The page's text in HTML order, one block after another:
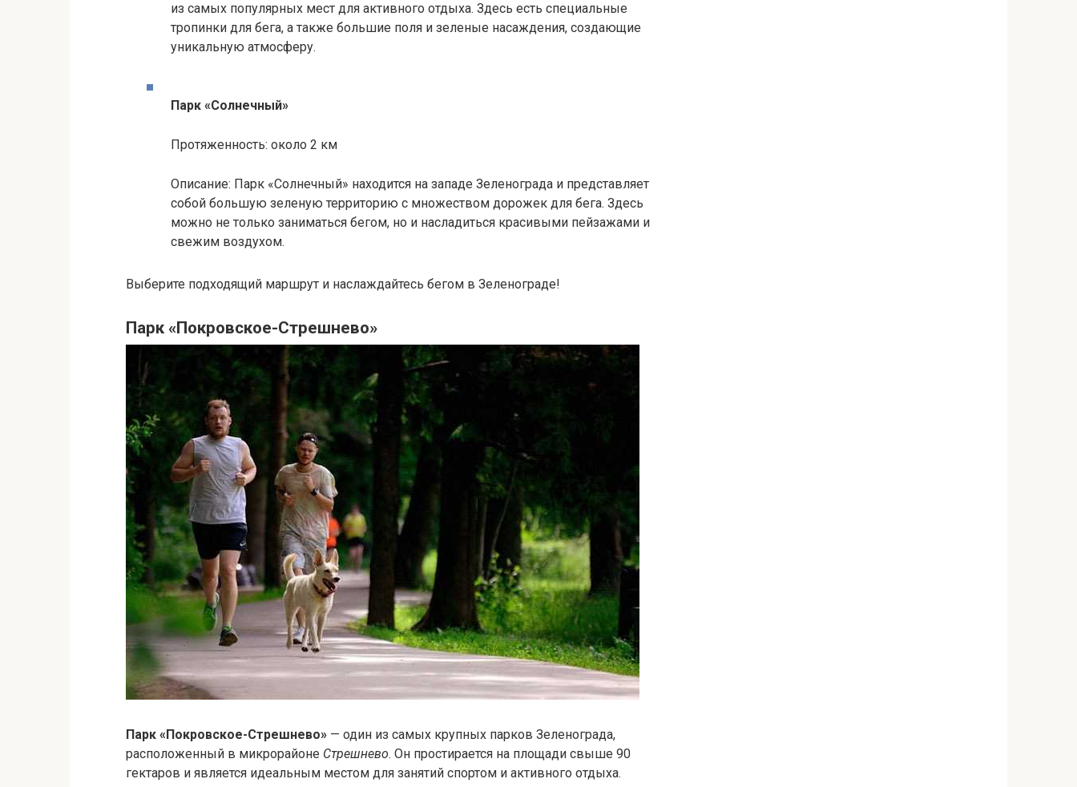
из самых популярных мест для активного отдыха. Здесь есть специальные
тропинки для бега, а также большие поля и зеленые насаждения, создающие
уникальную атмосферу.
Парк «Солнечный»
Протяженность: около 2 км
Описание: Парк «Солнечный» находится на западе Зеленограда и представляет
собой большую зеленую территорию с множеством дорожек для бега. Здесь
можно не только заниматься бегом, но и насладиться красивыми пейзажами и
свежим воздухом.
Выберите подходящий маршрут и наслаждайтесь бегом в Зеленограде!
Парк «Покровское-Стрешнево»
Парк «Покровское-Стрешнево» — один из самых крупных парков Зеленограда,
расположенный в микрорайоне Стрешнево. Он простирается на площади свыше 90
гектаров и является идеальным местом для занятий спортом и активного отдыха.